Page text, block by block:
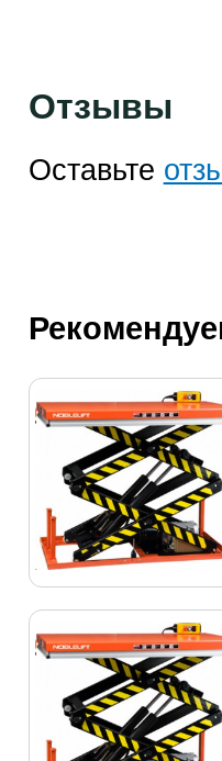
Отзывы
Оставьте